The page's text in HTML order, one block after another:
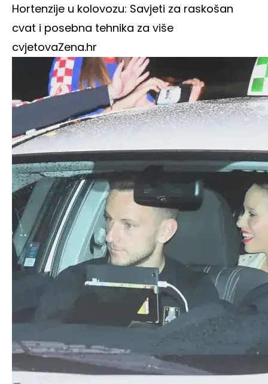
Hortenzije u kolovozu: Savjeti za raskošan
cvat i posebna tehnika za više
cvjetovaZena.hr